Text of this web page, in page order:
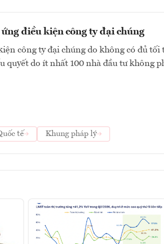
điều kiện công ty đại chúng
công ty đại chúng do không có đủ tối
quyết do ít nhất 100 nhà đầu tư không
tế Khung pháp lý